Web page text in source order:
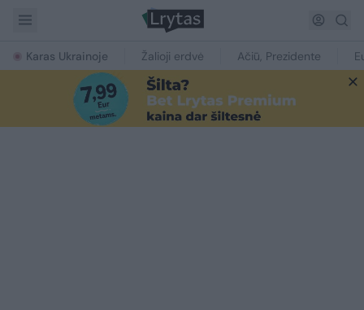
Karas Ukrainoje Žalioji erdvė Ačiū, Prezidente